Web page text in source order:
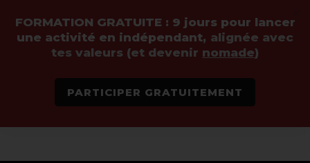
FORMATION GRATUITE : 9 jours pour lancer
une activité en indépendant, alignée avec
tes valeurs (et devenir nomade)
PARTICIPER GRATUITEMENT